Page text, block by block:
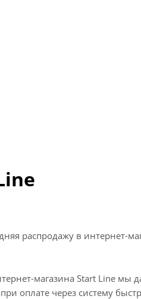
распродажу в интернет-
магазина Start Line мы
оплате через систему